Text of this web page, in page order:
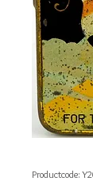
Productcode: